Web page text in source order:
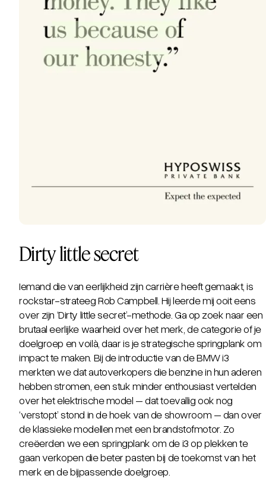
Dirty little secret
Iemand die van eerlijkheid zijn carrière heeft gemaakt, is
rockstar-strateeg Rob Campbell. Hij leerde mij ooit eens
over zijn ‘Dirty little secret’-methode. Ga op zoek naar een
brutaal eerlijke waarheid over het merk, de categorie of je
doelgroep en voilà, daar is je strategische springplank om
impact te maken. Bij de introductie van de BMW i3
merkten we dat autoverkopers die benzine in hun aderen
hebben stromen, een stuk minder enthousiast vertelden
over het elektrische model – dat toevallig ook nog
‘verstopt’ stond in de hoek van de showroom – dan over
de klassieke modellen met een brandstofmotor. Zo
creëerden we een springplank om de i3 op plekken te
gaan verkopen die beter pasten bij de toekomst van het
merk en de bijpassende doelgroep.